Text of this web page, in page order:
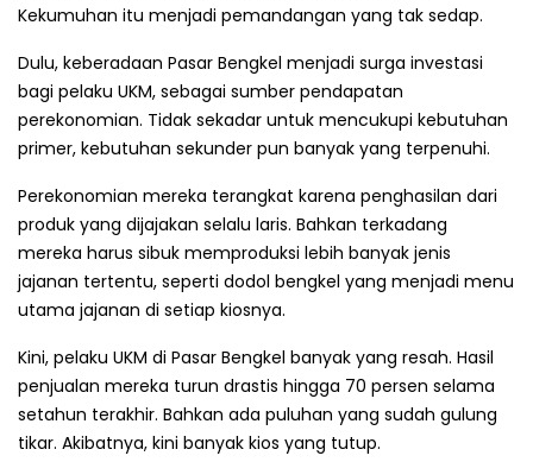
Kekumuhan itu menjadi pemandangan yang tak sedap.
Dulu, keberadaan Pasar Bengkel menjadi surga investasi
bagi pelaku UKM, sebagai sumber pendapatan
perekonomian. Tidak sekadar untuk mencukupi kebutuhan
primer, kebutuhan sekunder pun banyak yang terpenuhi.
Perekonomian mereka terangkat karena penghasilan dari
produk yang dijajakan selalu laris. Bahkan terkadang
mereka harus sibuk memproduksi lebih banyak jenis
jajanan tertentu, seperti dodol bengkel yang menjadi menu
utama jajanan di setiap kiosnya.
Kini, pelaku UKM di Pasar Bengkel banyak yang resah. Hasil
penjualan mereka turun drastis hingga 70 persen selama
setahun terakhir. Bahkan ada puluhan yang sudah gulung
tikar. Akibatnya, kini banyak kios yang tutup.